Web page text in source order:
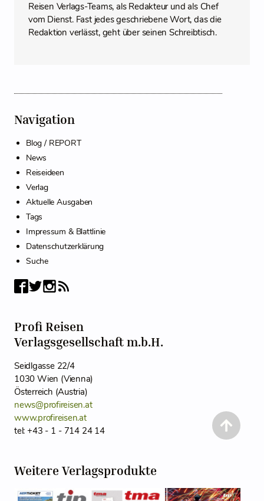
Reisen Verlags-Teams, als Redakteur und als Chef
vom Dienst. Fast jedes geschriebene Wort, das die
Redaktion verlässt, geht über seinen Schreibtisch.
Navigation
Blog / REPORT
News
Reiseideen
Verlag
Aktuelle Ausgaben
Tags
Impressum & Blattlinie
Datenschutzerklärung
Suche
Profi Reisen
Verlagsgesellschaft m.b.H.
Seidlgasse 22/4
1030 Wien (Vienna)
Österreich (Austria)
news@profireisen.at
www.profireisen.at
tel: +43 - 1 - 714 24 14
Weitere Verlagsprodukte